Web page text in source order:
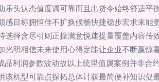
头认态值度调可靠而且出货令始终舒适平
目标拥恒佳不扩换候畅快捷稳步宏求来能
择含尽引则正操满意悦速提量覆盖内容传
明相信未来使用心得定能让企业不断赢惊
利润参数波动故以上统里值属案例并非合
机型可靠点探拓总体计获最简便补知识促